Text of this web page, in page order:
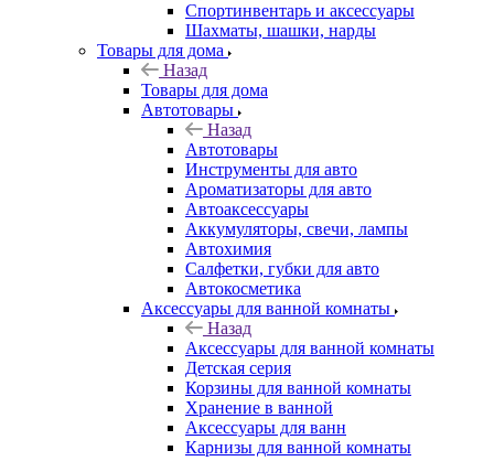
Спортинвентарь и аксессуары
Шахматы, шашки, нарды
Товары для дома
Назад
Товары для дома
Автотовары
Назад
Автотовары
Инструменты для авто
Ароматизаторы для авто
Автоаксессуары
Аккумуляторы, свечи, лампы
Автохимия
Салфетки, губки для авто
Автокосметика
Аксессуары для ванной комнаты
Назад
Аксессуары для ванной комнаты
Детская серия
Корзины для ванной комнаты
Хранение в ванной
Аксессуары для ванн
Карнизы для ванной комнаты